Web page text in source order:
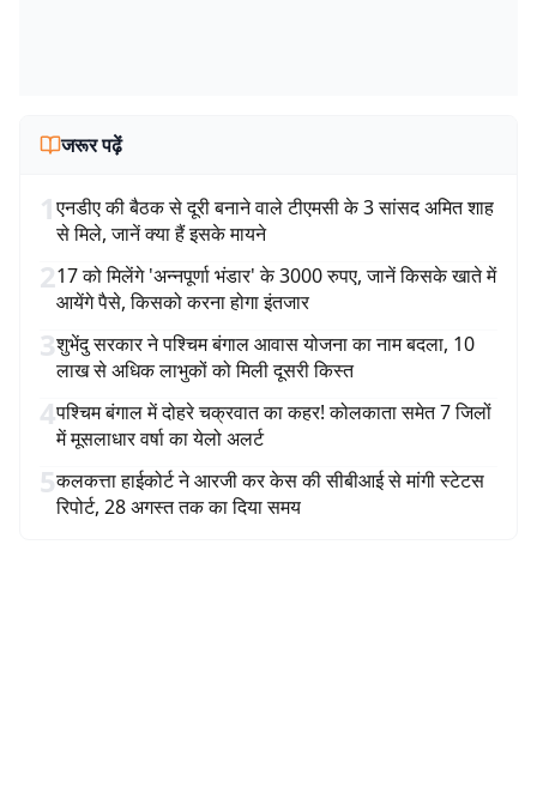
जरूर पढ़ें
1एनडीए की बैठक से दूरी बनाने वाले टीएमसी के 3 सांसद अमित शाह
से मिले, जानें क्या हैं इसके मायने
217 को मिलेंगे 'अन्नपूर्णा भंडार' के 3000 रुपए, जानें किसके खाते में
आयेंगे पैसे, किसको करना होगा इंतजार
3शुभेंदु सरकार ने पश्चिम बंगाल आवास योजना का नाम बदला, 10
लाख से अधिक लाभुकों को मिली दूसरी किस्त
4पश्चिम बंगाल में दोहरे चक्रवात का कहर! कोलकाता समेत 7 जिलों
में मूसलाधार वर्षा का येलो अलर्ट
5कलकत्ता हाईकोर्ट ने आरजी कर केस की सीबीआई से मांगी स्टेटस
रिपोर्ट, 28 अगस्त तक का दिया समय